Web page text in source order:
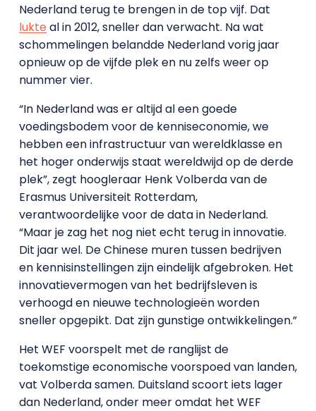
Nederland terug te brengen in de top vijf. Dat
lukteal in 2012, sneller dan verwacht. Na wat
schommelingen belandde Nederland vorig jaar
opnieuw op de vijfde plek en nu zelfs weer op
nummer vier.
“In Nederland was er altijd al een goede
voedingsbodem voor de kenniseconomie, we
hebben een infrastructuur van wereldklasse en
het hoger onderwijs staat wereldwijd op de derde
plek”, zegt hoogleraar Henk Volberda van de
Erasmus Universiteit Rotterdam,
verantwoordelijke voor de data in Nederland.
“Maar je zag het nog niet echt terug in innovatie.
Dit jaar wel. De Chinese muren tussen bedrijven
en kennisinstellingen zijn eindelijk afgebroken. Het
innovatievermogen van het bedrijfsleven is
verhoogd en nieuwe technologieën worden
sneller opgepikt. Dat zijn gunstige ontwikkelingen.”
Het WEF voorspelt met de ranglijst de
toekomstige economische voorspoed van landen,
vat Volberda samen. Duitsland scoort iets lager
dan Nederland, onder meer omdat het WEF